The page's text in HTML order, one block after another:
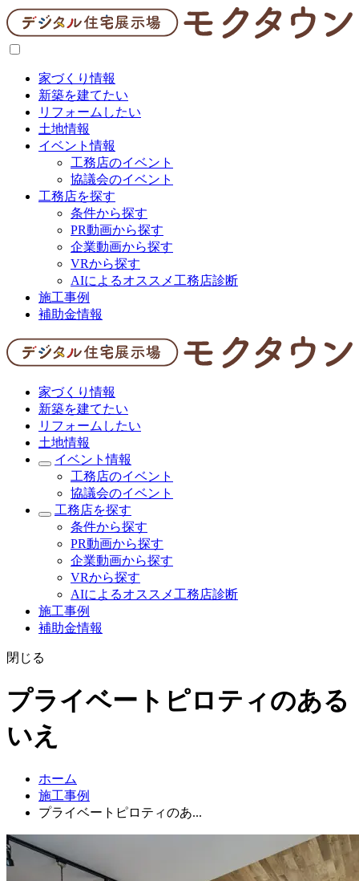
家づくり情報
新築を建てたい
リフォームしたい
土地情報
イベント情報
工務店のイベント
協議会のイベント
工務店を探す
条件から探す
PR動画から探す
企業動画から探す
VRから探す
AIによるオススメ工務店診断
施工事例
補助金情報
家づくり情報
新築を建てたい
リフォームしたい
土地情報
イベント情報
工務店のイベント
協議会のイベント
工務店を探す
条件から探す
PR動画から探す
企業動画から探す
VRから探す
AIによるオススメ工務店診断
施工事例
補助金情報
閉じる
プライベートピロティのある
いえ
ホーム
施工事例
プライベートピロティのあ...